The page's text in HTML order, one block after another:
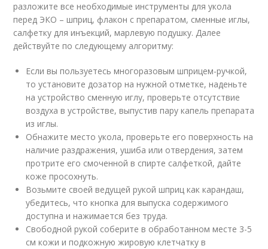
разложите все необходимые инструменты для укола
перед ЭКО – шприц, флакон с препаратом, сменные иглы,
салфетку для инъекций, марлевую подушку. Далее
действуйте по следующему алгоритму:
Если вы пользуетесь многоразовым шприцем-ручкой,
то установите дозатор на нужной отметке, наденьте
на устройство сменную иглу, проверьте отсутствие
воздуха в устройстве, выпустив пару капель препарата
из иглы.
Обнажите место укола, проверьте его поверхность на
наличие раздражения, ушиба или отвердения, затем
протрите его смоченной в спирте салфеткой, дайте
коже просохнуть.
Возьмите своей ведущей рукой шприц как карандаш,
убедитесь, что кнопка для выпуска содержимого
доступна и нажимается без труда.
Свободной рукой соберите в обработанном месте 3-5
см кожи и подкожную жировую клетчатку в